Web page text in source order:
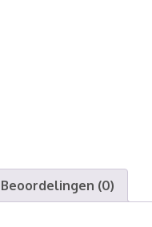
Beoordelingen (0)